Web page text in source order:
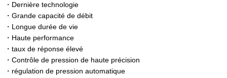
・Dernière technologie
・Grande capacité de débit
・Longue durée de vie
・Haute performance
・taux de réponse élevé
・Contrôle de pression de haute précision
・régulation de pression automatique